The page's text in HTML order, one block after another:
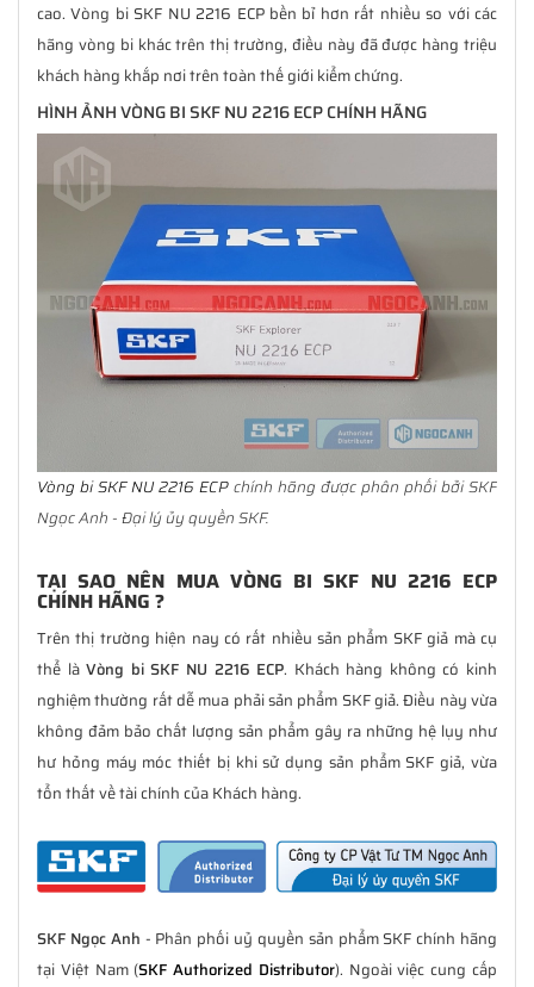
cao. Vòng bi SKF NU 2216 ECP bền bỉ hơn rất nhiều so với các
hãng vòng bi khác trên thị trường, điều này đã được hàng triệu
khách hàng khắp nơi trên toàn thế giới kiểm chứng.
HÌNH ẢNH VÒNG BI SKF NU 2216 ECP CHÍNH HÃNG
Vòng bi SKF NU 2216 ECPchính hãng được phân phối bởi SKF
Ngọc Anh - Đại lý ủy quyền SKF.
TẠI SAO NÊN MUA VÒNG BI SKF NU 2216 ECP
CHÍNH HÃNG ?
Trên thị trường hiện nay có rất nhiều sản phẩm SKF giả mà cụ
thể làVòng bi SKF NU 2216 ECP. Khách hàng không có kinh
nghiệm thường rất dễ mua phải sản phẩm SKF giả. Điều này vừa
không đảm bảo chất lượng sản phẩm gây ra những hệ lụy như
hư hỏng máy móc thiết bị khi sử dụng sản phẩm SKF giả, vừa
tổn thất về tài chính của Khách hàng.
SKF Ngọc Anh - Phân phối uỷ quyền sản phẩm SKF chính hãng
tại Việt Nam (SKF Authorized Distributor). Ngoài việc cung cấp